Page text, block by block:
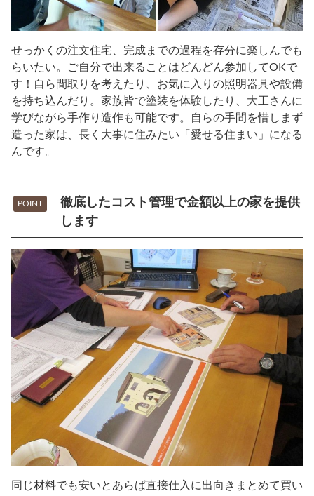
せっかくの注文住宅、完成までの過程を存分に楽しんでも
らいたい。ご自分で出来ることはどんどん参加してOKで
す！自ら間取りを考えたり、お気に入りの照明器具や設備
を持ち込んだり。家族皆で塗装を体験したり、大工さんに
学びながら手作り造作も可能です。自らの手間を惜しまず
造った家は、長く大事に住みたい「愛せる住まい」になる
んです。
POINT
徹底したコスト管理で金額以上の家を提供
します
同じ材料でも安いとあらば直接仕入に出向きまとめて買い